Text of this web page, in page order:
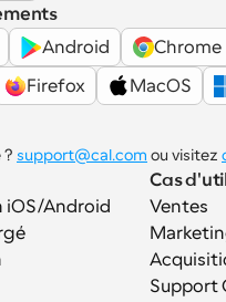
Android Chrome
Firefox MacOS
? support@cal.com ou visitez
Android
Cas
Ventes
Support